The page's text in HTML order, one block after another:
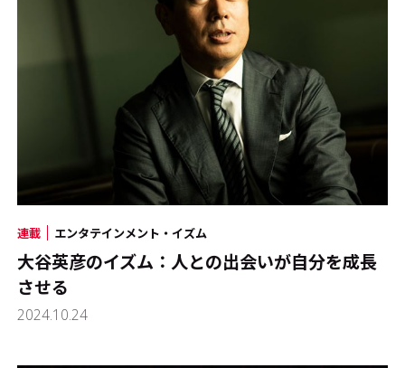
連載 エンタテインメント・イズム
大谷英彦のイズム：人との出会いが自分を成長
させる
2024.10.24